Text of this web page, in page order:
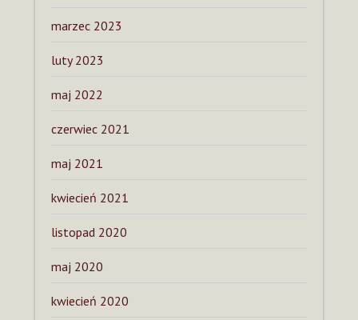
marzec 2023
luty 2023
maj 2022
czerwiec 2021
maj 2021
kwiecień 2021
listopad 2020
maj 2020
kwiecień 2020